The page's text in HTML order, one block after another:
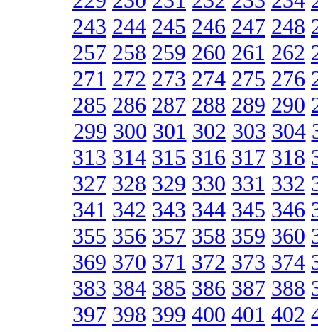
243 244 245 246 247 248
257 258 259 260 261 262
271 272 273 274 275 276
285 286 287 288 289 290
299 300 301 302 303 304
313 314 315 316 317 318
327 328 329 330 331 332
341 342 343 344 345 346
355 356 357 358 359 360
369 370 371 372 373 374
383 384 385 386 387 388
397 398 399 400 401 402